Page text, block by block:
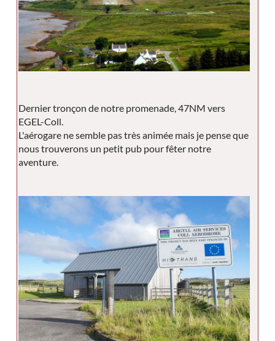
Dernier tronçon de notre promenade, 47NM vers
EGEL-Coll.
L'aérogare ne semble pas très animée mais je pense que
nous trouverons un petit pub pour fêter notre
aventure.